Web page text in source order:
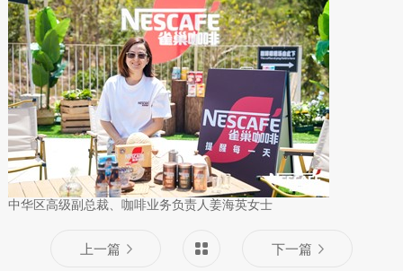
中华区高级副总裁、咖啡业务负责人姜海英女士
上一篇 下一篇